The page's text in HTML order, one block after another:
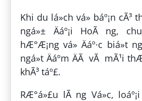
Khi du lá»ch vá» báº¡n cÃ³
ngá»± Äáº¡i HoÃ ng,
hÆ°Æ¡ng vá» Äáº·c biá»t
ngá»t Äáº­m ÄÃ vÃ mÃ¹i
khÃ³ táº£.
RÆ°á»£u lÃ ng Vá»c,